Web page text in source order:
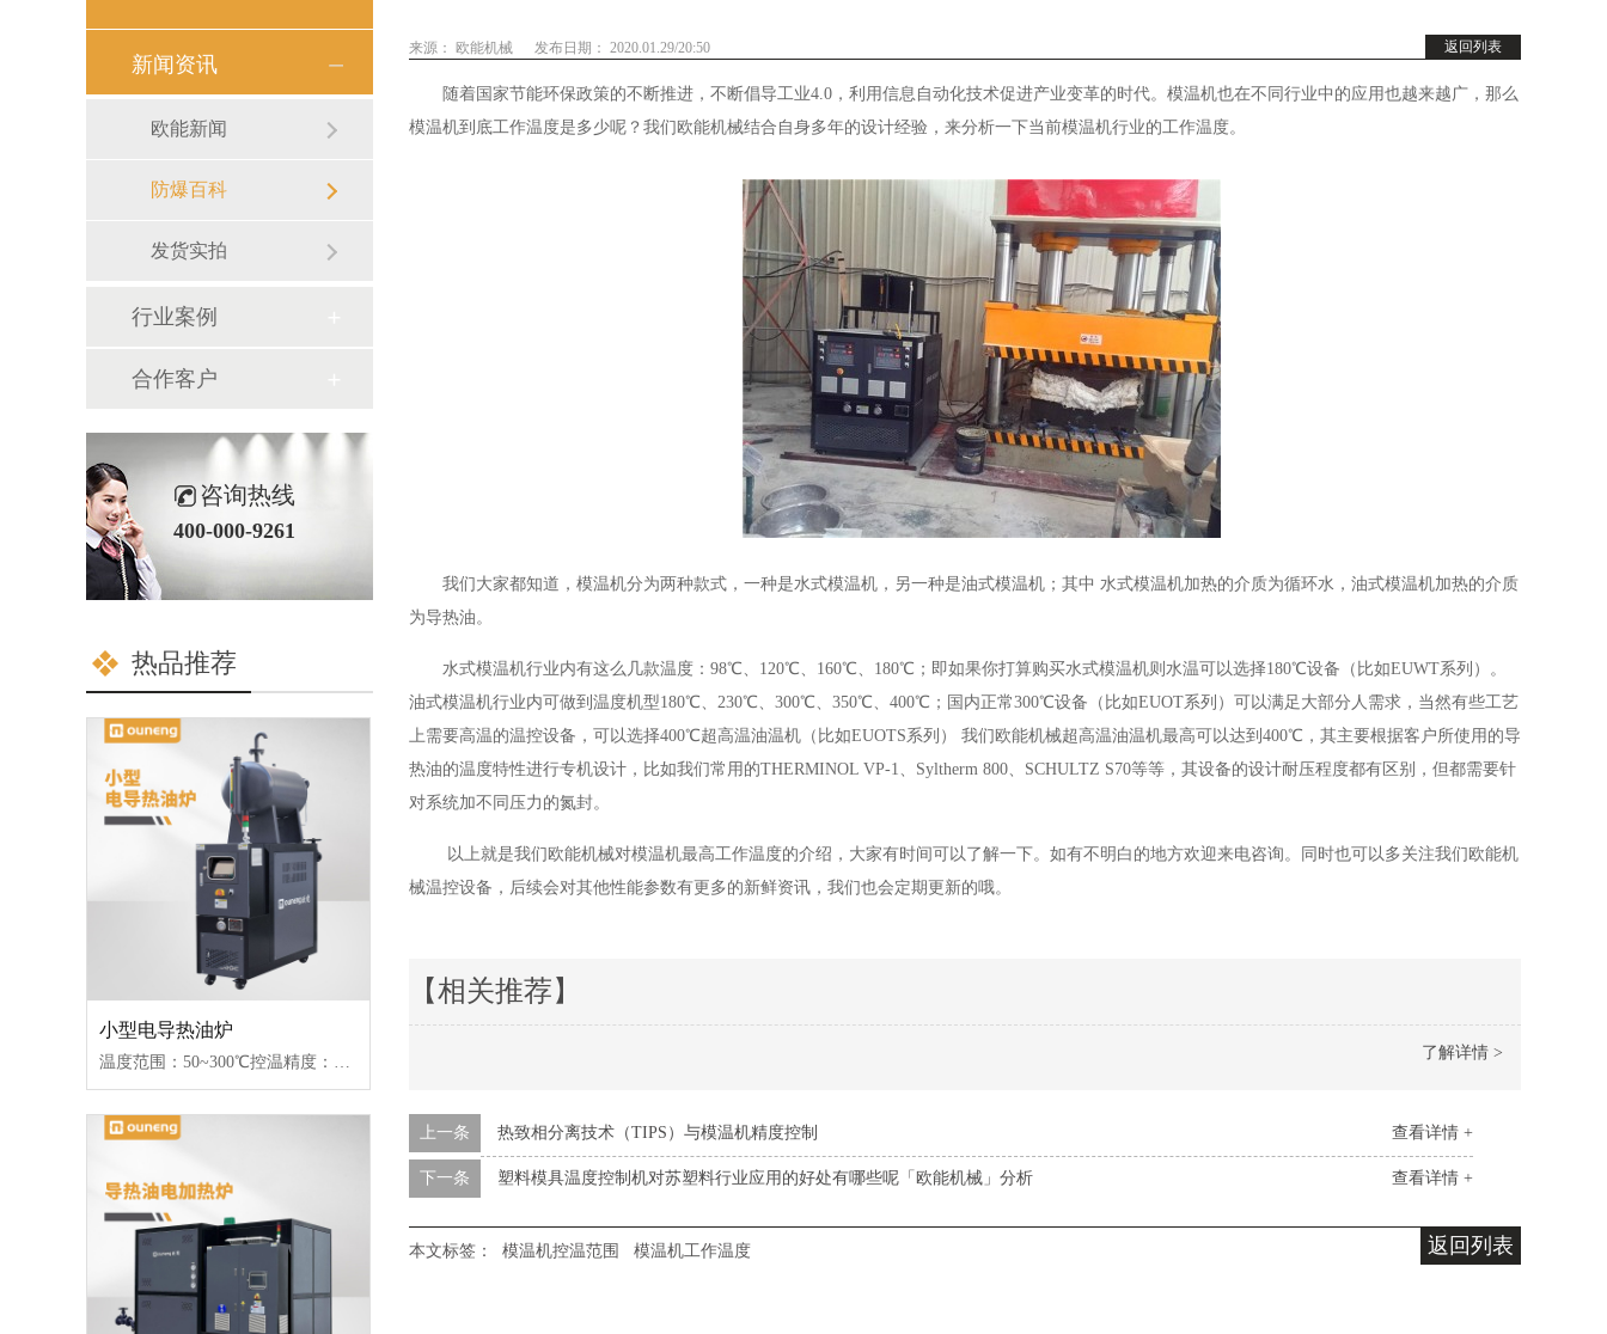
返回列表
来源： 欧能机械 发布日期： 2020.01.29/20:50
随着国家节能环保政策的不断推进，不断倡导工业4.0，利用信息自动化技术促进产业变革的时代。模温机也在不同行业中的应用也越来越广，那么
模温机到底工作温度是多少呢？我们欧能机械结合自身多年的设计经验，来分析一下当前模温机行业的工作温度。
我们大家都知道，模温机分为两种款式，一种是水式模温机，另一种是油式模温机；其中 水式模温机加热的介质为循环水，油式模温机加热的介质
为导热油。
水式模温机行业内有这么几款温度：98℃、120℃、160℃、180℃；即如果你打算购买水式模温机则水温可以选择180℃设备（比如EUWT系列）。
油式模温机行业内可做到温度机型180℃、230℃、300℃、350℃、400℃；国内正常300℃设备（比如EUOT系列）可以满足大部分人需求，当然有些工艺
上需要高温的温控设备，可以选择400℃超高温油温机（比如EUOTS系列） 我们欧能机械超高温油温机最高可以达到400℃，其主要根据客户所使用的导
热油的温度特性进行专机设计，比如我们常用的THERMINOL VP-1、Syltherm 800、SCHULTZ S70等等，其设备的设计耐压程度都有区别，但都需要针
对系统加不同压力的氮封。
以上就是我们欧能机械对模温机最高工作温度的介绍，大家有时间可以了解一下。如有不明白的地方欢迎来电咨询。同时也可以多关注我们欧能机
械温控设备，后续会对其他性能参数有更多的新鲜资讯，我们也会定期更新的哦。
【相关推荐】
了解详情 >
查看详情 +
上一条 热致相分离技术（TIPS）与模温机精度控制
查看详情 +
下一条 塑料模具温度控制机对苏塑料行业应用的好处有哪些呢「欧能机械」分析
返回列表
本文标签： 模温机控温范围 模温机工作温度
新闻资讯
欧能新闻
防爆百科
发货实拍
行业案例
合作客户
咨询热线
400-000-9261
热品推荐
小型电导热油炉